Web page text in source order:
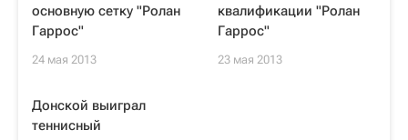
основную сетку "Ролан
Гаррос"
24 мая 2013
квалификации "Ролан
Гаррос"
23 мая 2013
Донской выиграл
теннисный